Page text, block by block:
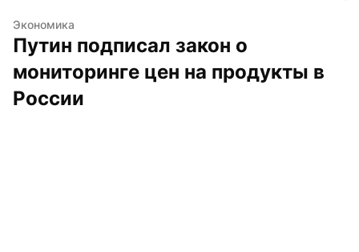
Экономика
Путин подписал закон о
мониторинге цен на продукты в
России